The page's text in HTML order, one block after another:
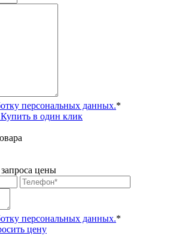
персональных данных.*
Купить в один клик
цены
персональных данных.*
цену